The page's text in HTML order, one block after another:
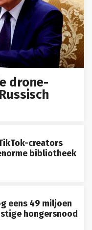
drone-
creators
bibliotheek
eens 49 miljoen
hongersnood